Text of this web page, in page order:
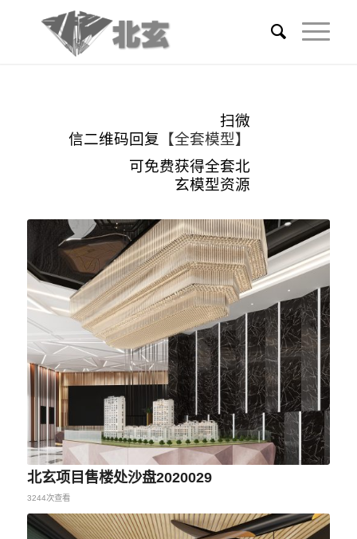
扫微
信二维码回复
【全套模型】
可免费获得全套北
玄模型资源
北玄项目售楼处沙盘2020029
3244次查看